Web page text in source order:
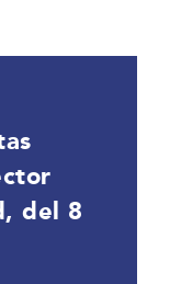
del 8